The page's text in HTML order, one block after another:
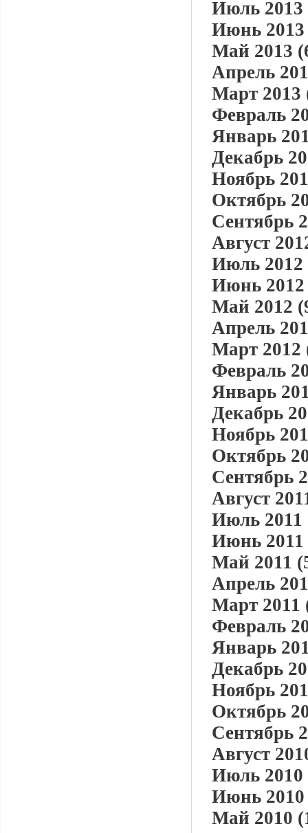
Июль 2013
Июнь 2013
Май 2013
Апрель
Март 2013
Февраль
Январь
Декабрь
Ноябрь
Октябрь
Сентябрь
Август
Июль 2012
Июнь 2012
Май 2012
Апрель
Март 2012
Февраль
Январь
Декабрь
Ноябрь
Октябрь
Сентябрь
Август
Июль 2011
Июнь 2011
Май 2011
Апрель
Март 2011
Февраль
Январь
Декабрь
Ноябрь
Октябрь
Сентябрь
Август
Июль 2010
Июнь 2010
Май 2010